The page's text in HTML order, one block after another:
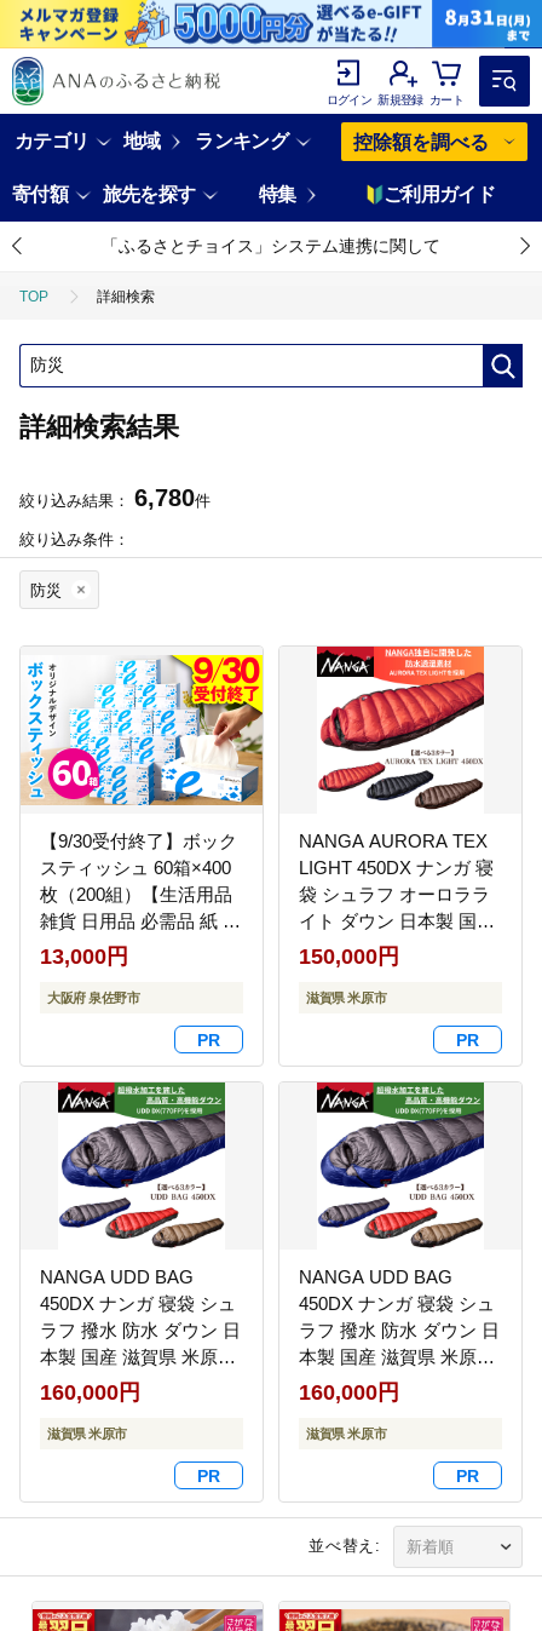
ログイン 新規登録 カート
カテゴリ 地域 ランキング 控除額を調べる
寄付額 旅先を探す 特集 ご利用ガイド
「ふるさとチョイス」システム連携に関して
TOP 詳細検索
詳細検索結果
絞り込み結果： 6,780件
絞り込み条件：
防災
【9/30受付終了】ボック
スティッシュ 60箱×400
枚（200組）【生活用品
雑貨 日用品 必需品 紙 常
備品 まとめ買い 備蓄 防
災 ティッシュペーパー
てぃっしゅ ティッシュ e
スポーツ応援 泉佐野市
オリジナル】 099H3422
13,000円
大阪府 泉佐野市
NANGA AURORA TEX
LIGHT 450DX ナンガ 寝
袋 シュラフ オーロララ
イト ダウン 日本製 国産
米原市 キャンプ 登山 車
中泊 防災 アウトレット
アウトドア コンパクト
軽量 防水 防寒 保温 透湿
快適 高級 ブラウン
150,000円
滋賀県 米原市
NANGA UDD BAG
450DX ナンガ 寝袋 シュ
ラフ 撥水 防水 ダウン 日
本製 国産 滋賀県 米原市
キャンプ アウトドア 登
山 車中泊 防災 コンパク
ト 軽量 結露 快適 防寒
防風 マミー型 アウトレ
ット 高級 ベージュ
160,000円
滋賀県 米原市
NANGA UDD BAG
450DX ナンガ 寝袋 シュ
ラフ 撥水 防水 ダウン 日
本製 国産 滋賀県 米原市
キャンプ アウトドア 登
山 車中泊 防災 コンパク
ト 軽量 結露 快適 防寒
防風 マミー型 アウトレ
ット 高級 レッド
160,000円
滋賀県 米原市
並べ替え: